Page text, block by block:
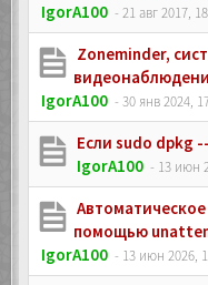
IgorA100 - 21 авг 2017,
Zoneminder,
IgorA100 - 30 янв 2024,
Если sudo dpkg
IgorA100 - 13 июн
помощью
IgorA100 - 13 июн 2026,